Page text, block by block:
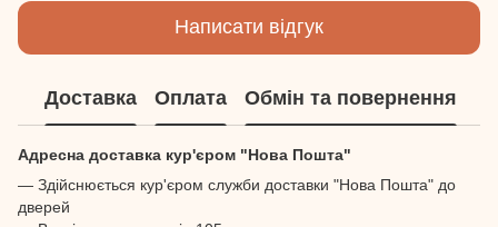
Написати відгук
Доставка Оплата Обмін та повернення
Адресна доставка кур'єром "Нова Пошта"
— Здійснюється кур'єром служби доставки "Нова Пошта" до
дверей